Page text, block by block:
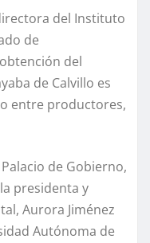
del Instituto
de
del
de Calvillo es
entre productores,
de Gobierno,
presidenta y
Aurora Jiménez
Autónoma de